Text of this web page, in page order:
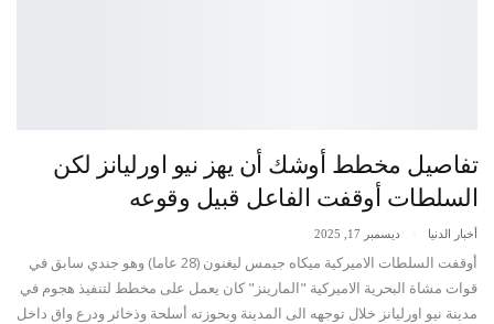
تفاصيل مخطط أوشك أن يهز نيو اورليانز لكن
السلطات أوقفت الفاعل قبيل وقوعه
أخبار الدنيا ديسمبر 17, 2025
أوقفت السلطات الاميركية ميكاه جيمس ليغنون (28 عاما) وهو جندي سابق في
قوات مشاة البحرية الاميركية "المارينز" كان يعمل على مخطط لتنفيذ هجوم في
مدينة نيو اورليانز خلال توجهه الى المدينة وبحوزته أسلحة وذخائر ودرع واق داخل